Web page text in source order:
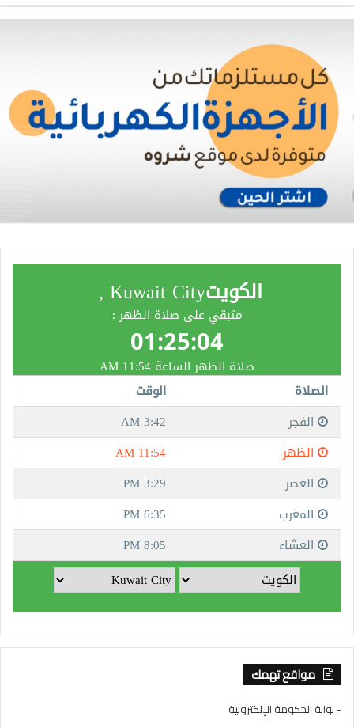
مواقع تهمك
- بوابة الحكومة الإلكترونية